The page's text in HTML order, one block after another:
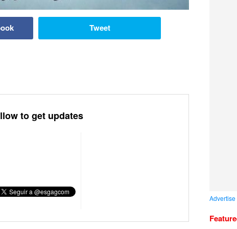
Tweet
to get updates